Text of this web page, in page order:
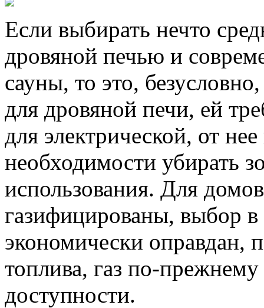
Если выбирать нечто
дровяной печью и
сауны, то это,
для дровяной печи, ей
для электрической, от
необходимости убирать
использования. Для
газифицированы, выбор в
экономически оправдан,
топлива, газ по-
доступности.